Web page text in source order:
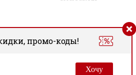
805-76-96
промо-коды!
Хочу